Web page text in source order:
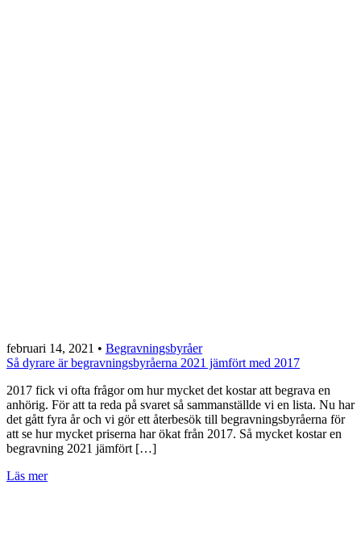
februari 14, 2021 • Begravningsbyråer
Så dyrare är begravningsbyråerna 2021 jämfört med 2017
2017 fick vi ofta frågor om hur mycket det kostar att begrava en
anhörig. För att ta reda på svaret så sammanställde vi en lista. Nu har
det gått fyra år och vi gör ett återbesök till begravningsbyråerna för
att se hur mycket priserna har ökat från 2017. Så mycket kostar en
begravning 2021 jämfört […]
Läs mer